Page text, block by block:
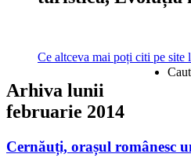
Ce altceva mai poți citi pe site
Arhiva lunii
februarie 2014
Cernăuți, orașul românesc